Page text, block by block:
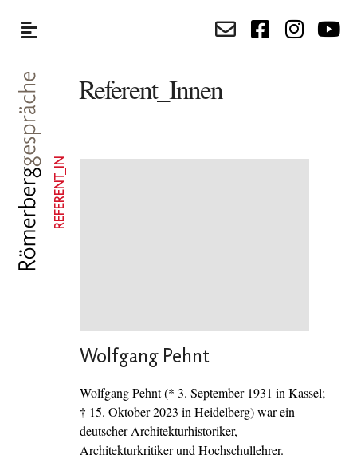
Referent_Innen
REFERENT_IN
Wolfgang Pehnt
Wolfgang Pehnt (* 3. September 1931 in Kassel;
† 15. Oktober 2023 in Heidelberg) war ein
deutscher Architekturhistoriker,
Architekturkritiker und Hochschullehrer.